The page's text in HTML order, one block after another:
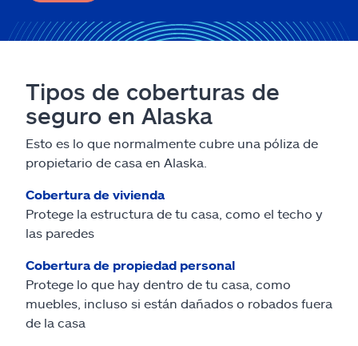
Ashburn, VA 20146
Tipos de coberturas de
seguro en Alaska
Esto es lo que normalmente cubre una póliza de
propietario de casa en Alaska.
Cobertura de vivienda
Protege la estructura de tu casa, como el techo y
las paredes
Cobertura de propiedad personal
Protege lo que hay dentro de tu casa, como
muebles, incluso si están dañados o robados fuera
de la casa